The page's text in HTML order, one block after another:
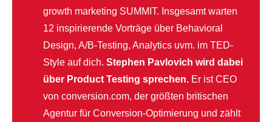
growth marketing SUMMIT. Insgesamt warten
12 inspirierende Vorträge über Behavioral
Design, A/B-Testing, Analytics uvm. im TED-
Style auf dich.Stephen Pavlovich wird dabei
über Product Testing sprechen. Er ist CEO
von conversion.com, der größten britischen
Agentur für Conversion-Optimierung und zählt